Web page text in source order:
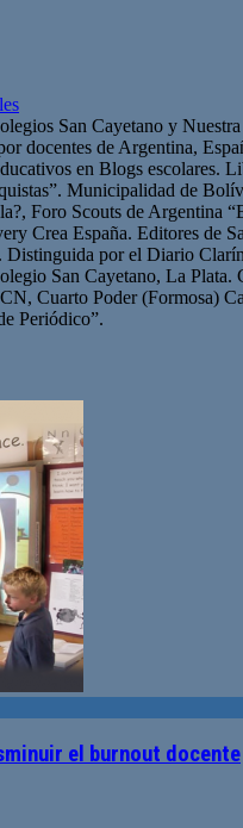
San Cayetano y
docentes de Argentina,
en Blogs escolares.
Municipalidad de
Foro Scouts de Argentina
Crea España. Editores
por el Diario
San Cayetano, La
Cuarto Poder (Formosa)
Periódico”.
el burnout docente